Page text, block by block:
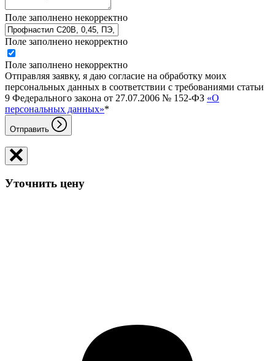
Поле заполнено некорректно
Поле заполнено некорректно
Поле заполнено некорректно
Отправляя заявку, я даю согласие на обработку моих
персональных данных в соответствии с требованиями статьи
9 Федерального закона от 27.07.2006 № 152-ФЗ «О
персональных данных»*
Отправить
Уточнить цену